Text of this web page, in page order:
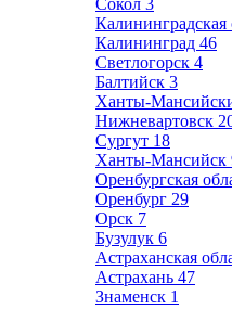
Сокол 3
Калининградская
Калининград 46
Светлогорск 4
Балтийск 3
Ханты-
Нижневартовск
Сургут 18
Ханты-Мансийск
Оренбургская
Оренбург 29
Орск 7
Бузулук 6
Астраханская
Астрахань 47
Знаменск 1